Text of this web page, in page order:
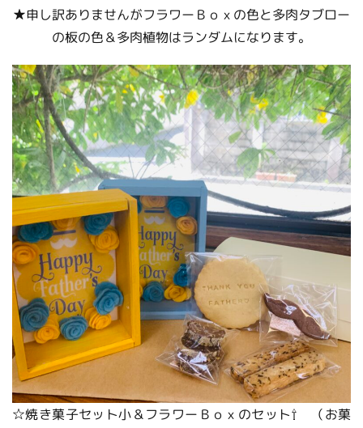
★申し訳ありませんがフラワーＢｏｘの色と多肉タブロー
の板の色＆多肉植物はランダムになります。
☆焼き菓子セット小＆フラワーＢｏｘのセット⇧ （お菓